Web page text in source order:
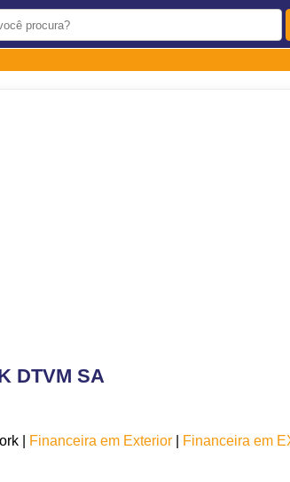
DTVM SA
| Financeira em Exterior
Financeira em